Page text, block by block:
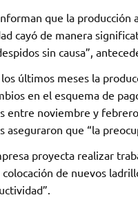
que la
cayó de manera
sin causa”,
últimos meses la
en el esquema de
entre noviembre y
aseguraron que “la
proyecta realizar
de nuevos